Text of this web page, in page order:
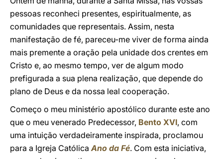
pessoas reconheci presentes, espiritualmente, as
comunidades que representais. Assim, nesta
manifestação de fé, pareceu-me viver de forma ainda
mais premente a oração pela unidade dos crentes em
Cristo e, ao mesmo tempo, ver de algum modo
prefigurada a sua plena realização, que depende do
plano de Deus e da nossa leal cooperação.
Começo o meu ministério apostólico durante este ano
que o meu venerado Predecessor, Bento XVI, com
uma intuição verdadeiramente inspirada, proclamou
para a Igreja CatólicaAno da Fé. Com esta iniciativa,